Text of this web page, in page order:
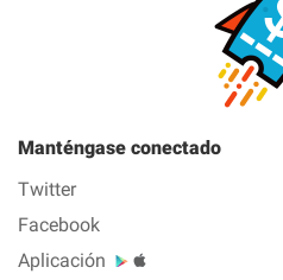
Manténgase conectado
Twitter
Facebook
Aplicación